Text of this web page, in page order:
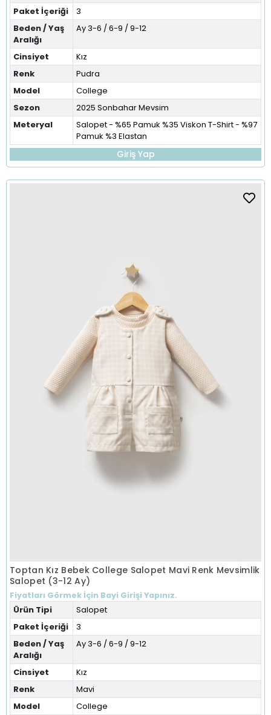
Paket İçeriği
3
Beden / Yaş
Aralığı
Ay 3-6 / 6-9 / 9-12
Cinsiyet
Kız
Renk
Pudra
Model
College
Sezon
2025 Sonbahar Mevsim
Meteryal
Salopet - %65 Pamuk %35 Viskon T-Shirt - %97
Pamuk %3 Elastan
Giriş Yap
Toptan Kız Bebek College Salopet Mavi Renk Mevsimlik
Salopet (3-12 Ay)
Fiyatları Görmek İçin Bayi Girişi Yapınız.
Ürün Tipi
Salopet
Paket İçeriği
3
Beden / Yaş
Aralığı
Ay 3-6 / 6-9 / 9-12
Cinsiyet
Kız
Renk
Mavi
Model
College